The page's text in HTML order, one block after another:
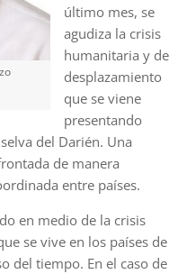
último mes, se
agudiza la crisis
humanitaria y de
desplazamiento
que se viene
presentando
del Darién. Una
de manera
entre países.
en medio de la crisis
se vive en los países de
del tiempo. En el caso de